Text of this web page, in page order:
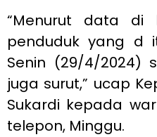
“Menurut data di
penduduk yang d
Senin (29/4/2024)
juga surut,” ucap
Sukardi kepada
telepon, Minggu.